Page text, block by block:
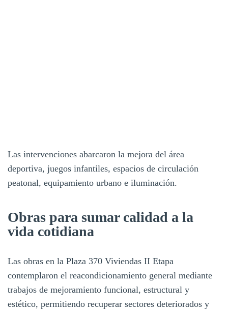
Las intervenciones abarcaron la mejora del área
deportiva, juegos infantiles, espacios de circulación
peatonal, equipamiento urbano e iluminación.
Obras para sumar calidad a la
vida cotidiana
Las obras en la Plaza 370 Viviendas II Etapa
contemplaron el reacondicionamiento general mediante
trabajos de mejoramiento funcional, estructural y
estético, permitiendo recuperar sectores deteriorados y